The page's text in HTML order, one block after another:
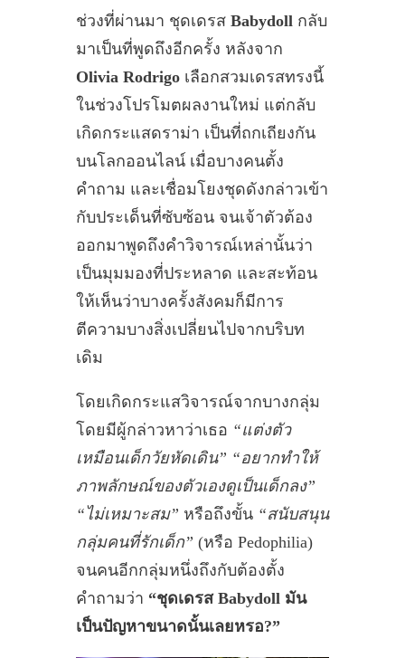
ช่วงที่ผ่านมา ชุดเดรส Babydoll กลับ
มาเป็นที่พูดถึงอีกครั้ง หลังจาก
Olivia Rodrigo เลือกสวมเดรสทรงนี้
ในช่วงโปรโมตผลงานใหม่ แต่กลับ
เกิดกระแสดราม่า เป็นที่ถกเถียงกัน
บนโลกออนไลน์ เมื่อบางคนตั้ง
คำถาม และเชื่อมโยงชุดดังกล่าวเข้า
กับประเด็นที่ซับซ้อน จนเจ้าตัวต้อง
ออกมาพูดถึงคำวิจารณ์เหล่านั้นว่า
เป็นมุมมองที่ประหลาด และสะท้อน
ให้เห็นว่าบางครั้งสังคมก็มีการ
ตีความบางสิ่งเปลี่ยนไปจากบริบท
เดิม
โดยเกิดกระแสวิจารณ์จากบางกลุ่ม
โดยมีผู้กล่าวหาว่าเธอ “แต่งตัว
เหมือนเด็กวัยหัดเดิน” “อยากทำให้
ภาพลักษณ์ของตัวเองดูเป็นเด็กลง”
“ไม่เหมาะสม” หรือถึงขั้น “สนับสนุน
กลุ่มคนที่รักเด็ก” (หรือ Pedophilia)
จนคนอีกกลุ่มหนึ่งถึงกับต้องตั้ง
คำถามว่า “ชุดเดรส Babydoll มัน
เป็นปัญหาขนาดนั้นเลยหรอ?”